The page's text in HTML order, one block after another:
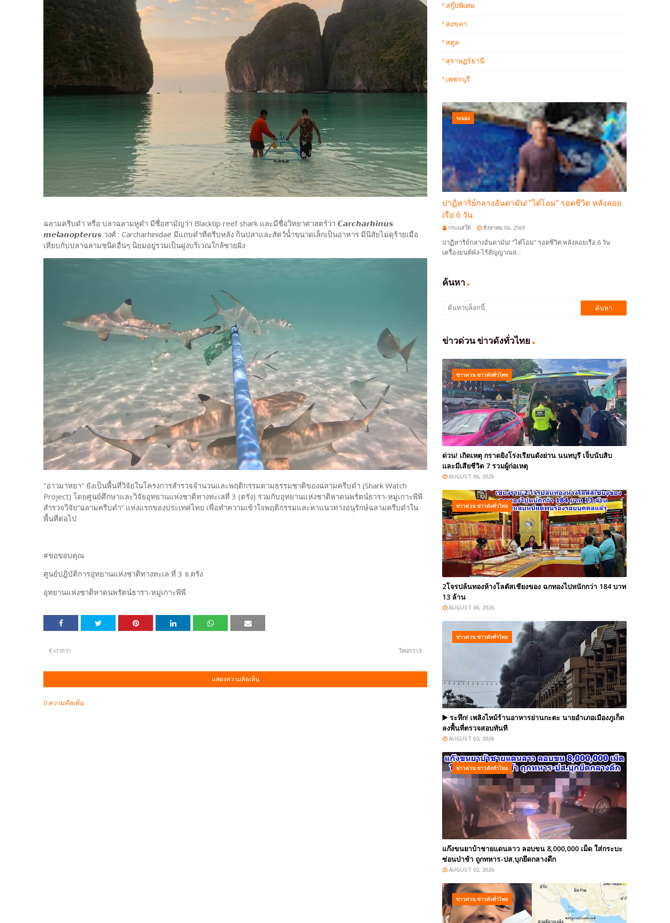
ฉลามครีบดำ หรือ ปลาฉลามหูดำ มีชื่อสามัญว่า Blacktip reef shark และมีชื่อวิทยาศาสตร์ว่า 𝘾𝙖𝙧𝙘𝙝𝙖𝙧𝙝𝙞𝙣𝙪𝙨
𝙢𝙚𝙡𝙖𝙣𝙤𝙥𝙩𝙚𝙧𝙪𝙨 วงศ์ : Carcharhinidae มีแถบดำที่ครีบหลัง กินปลาและสัตว์น้ำขนาดเล็กเป็นอาหาร มีนิสัยไม่ดุร้ายเมื่อ
เทียบกับปลาฉลามชนิดอื่นๆ นิยมอยู่รวมเป็นฝูงบริเวณใกล้ชายฝั่ง
"อ่าวมาหยา" ยังเป็นพื้นที่วิจัยในโครงการสำรวจจำนวนและพฤติกรรมตามธรรมชาติของฉลามครีบดำ (Shark Watch
Project) โดยศูนย์ศึกษาและวิจัยอุทยานแห่งชาติทางทะเลที่ 3 (ตรัง) ร่วมกับอุทยานแห่งชาติหาดนพรัตน์ธารา-หมู่เกาะพีพี
สำรวจวิจัย“ฉลามครีบดำ” แห่งแรกของประเทศไทย เพื่อทำความเข้าใจพฤติกรรมและหาแนวทางอนุรักษ์ฉลามครีบดำใน
พื้นที่ต่อไป
#ขอขอบคุณ
ศูนย์ปฏิบัติการอุทยานแห่งชาติทางทะเล ที่ 3 จ.ตรัง
อุทยานแห่งชาติหาดนพรัตน์ธารา-หมู่เกาะพีพี
ใหม่กว่า
เก่ากว่า
แสดงความคิดเห็น
0 ความคิดเห็น
สกู๊ปพิเศษ
สงขลา
สตูล
สุราษฏร์ธานี
เพชรบุรี
ระนอง
ปาฏิหาริย์กลางอันดามัน! “ไต๋โอม” รอดชีวิต หลังลอย
เรือ 6 วัน
กระแสใต้ สิงหาคม 06, 2569
ปาฏิหาริย์กลางอันดามัน! “ไต๋โอม” รอดชีวิต หลังลอยเรือ 6 วัน
เครื่องยนต์พัง-ไร้สัญญาณส…
ค้นหา
ข่าวด่วน ข่าวดังทั่วไทย
ข่าวด่วน ข่าวดังทั่วไทย
ด่วน! เกิดเหตุ กราดยิงโรงเรียนดังย่าน นนทบุรี เจ็บนับสิบ
และมีเสียชีวิต 7 รวมผู้ก่อเหตุ
AUGUST 06, 2026
ข่าวด่วน ข่าวดังทั่วไทย
2โจรปล้นทองห้างโลตัสเชียงของ ฉกทองไปหนักกว่า 184 บาท
13 ล้าน
AUGUST 06, 2026
ข่าวด่วน ข่าวดังทั่วไทย
▶️ ระทึก! เพลิงไหม้ร้านอาหารย่านกะตะ นายอำเภอเมืองภูเก็ต
ลงพื้นที่ตรวจสอบทันที
AUGUST 03, 2026
ข่าวด่วน ข่าวดังทั่วไทย
แก๊งขนยาบ้าชายแดนลาว ลอบขน 8,000,000 เม็ด ใส่กระบะ
ซ่อนป่าช้า ถูกทหาร-ปส.บุกยึดกลางดึก
AUGUST 02, 2026
ข่าวด่วน ข่าวดังทั่วไทย